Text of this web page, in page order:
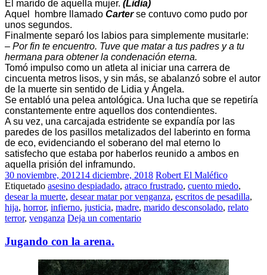
El marido de aquella mujer. (Lidia)
Aquel hombre llamado Carterse contuvo como pudo por
unos segundos.
Finalmente separó los labios para simplemente musitarle:
– Por fin te encuentro. Tuve que matar a tus padres y a tu
hermana para obtener la condenación eterna.
Tomó impulso como un atleta al iniciar una carrera de
cincuenta metros lisos, y sin más, se abalanzó sobre el autor
de la muerte sin sentido de Lidia y Ángela.
Se entabló una pelea antológica. Una lucha que se repetiría
constantemente entre aquellos dos contendientes.
A su vez, una carcajada estridente se expandía por las
paredes de los pasillos metalizados del laberinto en forma
de eco, evidenciando el soberano del mal eterno lo
satisfecho que estaba por haberlos reunido a ambos en
aquella prisión del inframundo.
30 noviembre, 201214 diciembre, 2018 Robert El Maléfico
Etiquetado asesino despiadado, atraco frustrado, cuento miedo,
desear la muerte, desear matar por venganza, escritos de pesadilla,
hija, horror, infierno, justicia, madre, marido desconsolado, relato
terror, venganza Deja un comentario
Jugando con la arena.